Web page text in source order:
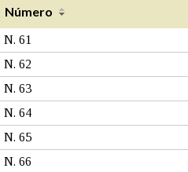
Número
N. 61
N. 62
N. 63
N. 64
N. 65
N. 66